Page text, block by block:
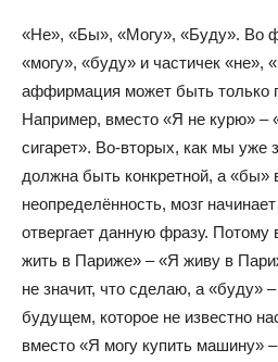
«Не», «Бы», «Могу», «Буду». Во
«могу», «буду» и частичек «не»,
аффирмация может быть только
Например, вместо «Я не курю» –
сигарет». Во-вторых, как мы
должна быть конкретной, а «бы»
неопределённость, мозг
отвергает данную фразу.
жить в Париже» – «Я живу в
не значит, что сделаю, а «буду»
будущем, которое не известно
вместо «Я могу купить машину»